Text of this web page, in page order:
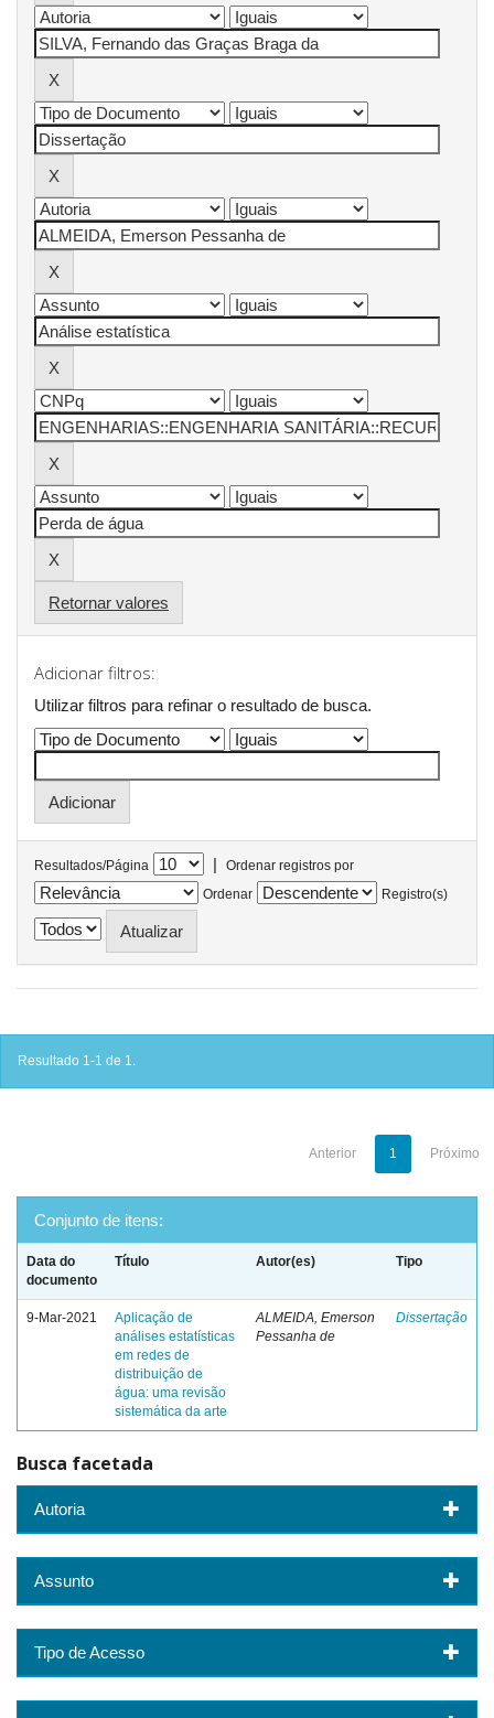
Retornar valores
Adicionar filtros:
Utilizar filtros para refinar o resultado de busca.
Resultados/Página |
Ordenar registros por
Ordenar
Registro(s)
Resultado 1-1 de 1.
Anterior 1 Próximo
Conjunto de itens:
Data do
documento
Título Autor(es) Tipo
9-Mar-2021
Aplicação de
análises estatísticas
em redes de
distribuição de
água: uma revisão
sistemática da arte
ALMEIDA, Emerson
Pessanha de
Dissertação
Busca facetada
Autoria
Assunto
Tipo de Acesso